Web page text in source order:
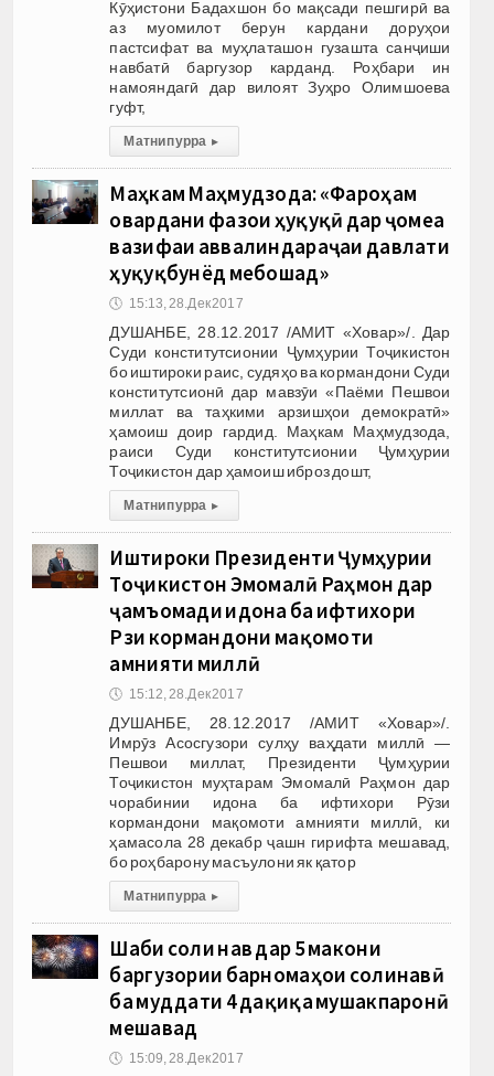
Кӯҳистони Бадахшон бо мақсади пешгирӣ ва
аз муомилот берун кардани доруҳои
пастсифат ва муҳлаташон гузашта санҷиши
навбатӣ баргузор карданд. Роҳбари ин
намояндагӣ дар вилоят Зуҳро Олимшоева
гуфт,
Матни пурра ▸
Маҳкам Маҳмудзода: «Фароҳам
овардани фазои ҳуқуқӣ дар ҷомеа
вазифаи аввалиндараҷаи давлати
ҳуқуқбунёд мебошад»
🕔 15:13, 28.Дек 2017
ДУШАНБЕ, 28.12.2017 /АМИТ «Ховар»/. Дар
Суди конститутсионии Ҷумҳурии Тоҷикистон
бо иштироки раис, судяҳо ва кормандони Суди
конститутсионӣ дар мавзӯи «Паёми Пешвои
миллат ва таҳкими арзишҳои демократӣ»
ҳамоиш доир гардид. Маҳкам Маҳмудзода,
раиси Суди конститутсионии Ҷумҳурии
Тоҷикистон дар ҳамоиш иброз дошт,
Матни пурра ▸
Иштироки Президенти Ҷумҳурии
Тоҷикистон Эмомалӣ Раҳмон дар
ҷамъомади идона ба ифтихори
Рӯзи кормандони мақомоти
амнияти миллӣ
🕔 15:12, 28.Дек 2017
ДУШАНБЕ, 28.12.2017 /АМИТ «Ховар»/.
Имрӯз Асосгузори сулҳу ваҳдати миллӣ —
Пешвои миллат, Президенти Ҷумҳурии
Тоҷикистон муҳтарам Эмомалӣ Раҳмон дар
чорабинии идона ба ифтихори Рӯзи
кормандони мақомоти амнияти миллӣ, ки
ҳамасола 28 декабр ҷашн гирифта мешавад,
бо роҳбарону масъулони як қатор
Матни пурра ▸
Шаби соли нав дар 5 макони
баргузории барномаҳои солинавӣ
ба муддати 4 дақиқа мушакпаронӣ
мешавад
🕔 15:09, 28.Дек 2017